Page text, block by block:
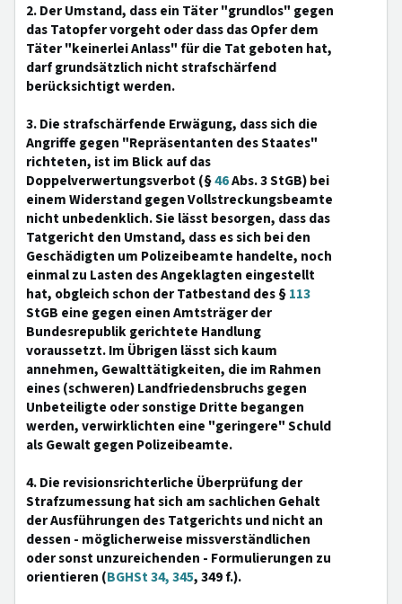
2. Der Umstand, dass ein Täter "grundlos" gegen
das Tatopfer vorgeht oder dass das Opfer dem
Täter "keinerlei Anlass" für die Tat geboten hat,
darf grundsätzlich nicht strafschärfend
berücksichtigt werden.
3. Die strafschärfende Erwägung, dass sich die
Angriffe gegen "Repräsentanten des Staates"
richteten, ist im Blick auf das
Doppelverwertungsverbot (§46Abs. 3 StGB) bei
einem Widerstand gegen Vollstreckungsbeamte
nicht unbedenklich. Sie lässt besorgen, dass das
Tatgericht den Umstand, dass es sich bei den
Geschädigten um Polizeibeamte handelte, noch
einmal zu Lasten des Angeklagten eingestellt
hat, obgleich schon der Tatbestand des §113
StGB eine gegen einen Amtsträger der
Bundesrepublik gerichtete Handlung
voraussetzt. Im Übrigen lässt sich kaum
annehmen, Gewalttätigkeiten, die im Rahmen
eines (schweren) Landfriedensbruchs gegen
Unbeteiligte oder sonstige Dritte begangen
werden, verwirklichten eine "geringere" Schuld
als Gewalt gegen Polizeibeamte.
4. Die revisionsrichterliche Überprüfung der
Strafzumessung hat sich am sachlichen Gehalt
der Ausführungen des Tatgerichts und nicht an
dessen - möglicherweise missverständlichen
oder sonst unzureichenden - Formulierungen zu
orientieren (BGHSt 34, 345, 349 f.).